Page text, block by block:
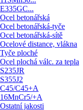
E335GC...
Ocel betonářská
Ocel betonářská-tyče
Ocel betonářská-sítě
Ocelové distance, vlákna
Tyče ploché
Ocel plochá válc. za tepla
S235JR
S355J2
C45/C45+A
16MnCr5/+A
Ostatní jakosti